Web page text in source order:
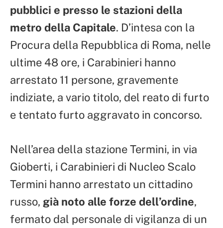
pubblici e presso le stazioni della
metro della Capitale. D’intesa con la
Procura della Repubblica di Roma, nelle
ultime 48 ore, i Carabinieri hanno
arrestato 11 persone, gravemente
indiziate, a vario titolo, del reato di furto
e tentato furto aggravato in concorso.
Nell’area della stazione Termini, in via
Gioberti, i Carabinieri di Nucleo Scalo
Termini hanno arrestato un cittadino
russo, già noto alle forze dell’ordine,
fermato dal personale di vigilanza di un